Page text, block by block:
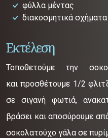
φύλλα μέντας
διακοσμητικά
Εκτέλεση
Τοποθετούμε την
και προσθέτουμε 1/2
σε σιγανή φωτιά,
βράσει και αποσύρουμε
σοκολατούχο γάλα σε